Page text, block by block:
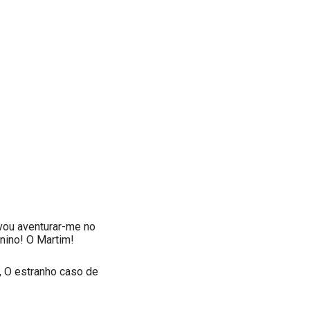
aventurar-me no
O Martim!
O estranho caso de